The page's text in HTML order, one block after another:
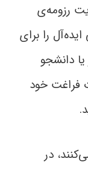
رزومه‌‌ی
را برای
دانشجو
فراغت خود
در